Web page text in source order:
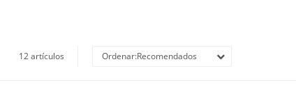
12 artículos Recomendados